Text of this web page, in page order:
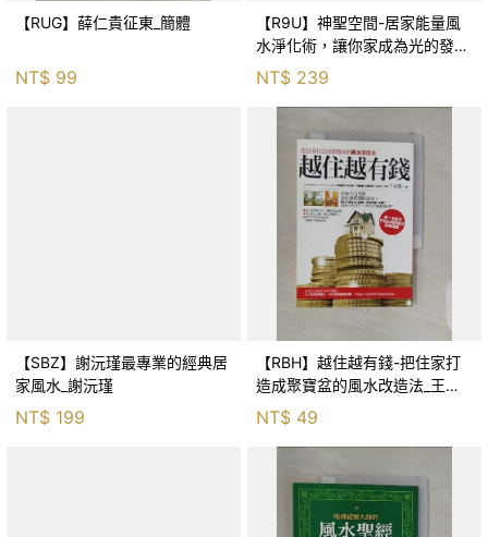
【RUG】薛仁貴征東_簡體
NT$ 99
【R9U】神聖空間-居家能量風
水淨化術，讓你家成為光的發射
站_丹妮斯‧琳恩
NT$ 239
【SBZ】謝沅瑾最專業的經典居
家風水_謝沅瑾
NT$ 199
【RBH】越住越有錢-把住家打
造成聚寶盆的風水改造法_王品
豊
NT$ 49